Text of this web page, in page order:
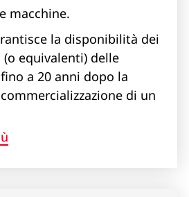
macchine.
la disponibilità dei
equivalenti) delle
a 20 anni dopo la
di un